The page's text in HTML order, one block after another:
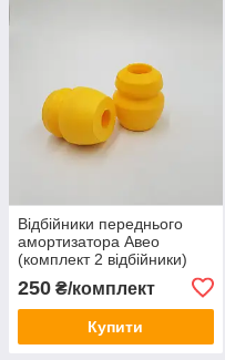
Відбійники переднього
амортизатора Авео
(комплект 2 відбійники)
250 ₴/комплект
Купити